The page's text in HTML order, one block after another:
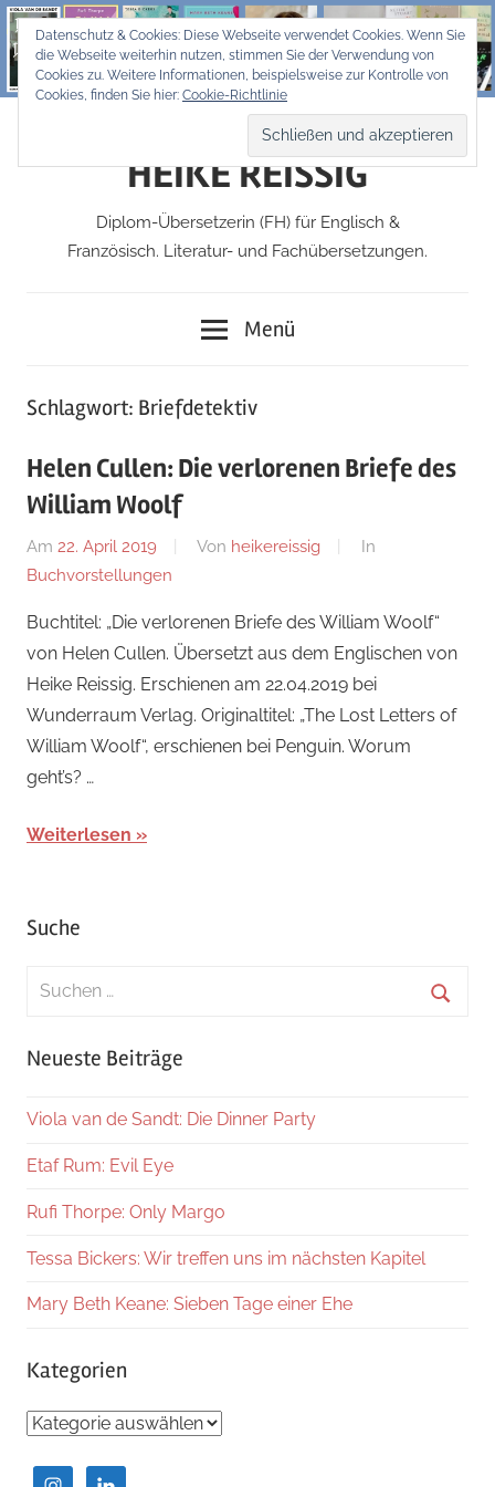
Zum
Inhalt
springen
HEIKE REISSIG
Diplom-Übersetzerin (FH) für Englisch &
Französisch. Literatur- und Fachübersetzungen.
Menü
Schlagwort: Briefdetektiv
Helen Cullen: Die verlorenen Briefe des
William Woolf
Am 22. April 2019 Von heikereissig
In
Buchvorstellungen
Buchtitel: „Die verlorenen Briefe des William Woolf“
von Helen Cullen. Übersetzt aus dem Englischen von
Heike Reissig. Erschienen am 22.04.2019 bei
Wunderraum Verlag. Originaltitel: „The Lost Letters of
William Woolf“, erschienen bei Penguin. Worum
geht’s? …
Weiterlesen
Suche
Suchen
Neueste Beiträge
Viola van de Sandt: Die Dinner Party
Etaf Rum: Evil Eye
Rufi Thorpe: Only Margo
Tessa Bickers: Wir treffen uns im nächsten Kapitel
Mary Beth Keane: Sieben Tage einer Ehe
Kategorien
Kategorien
Datenschutz & Cookies: Diese Webseite verwendet Cookies. Wenn Sie
die Webseite weiterhin nutzen, stimmen Sie der Verwendung von
Cookies zu. Weitere Informationen, beispielsweise zur Kontrolle von
Cookies, finden Sie hier: Cookie-Richtlinie